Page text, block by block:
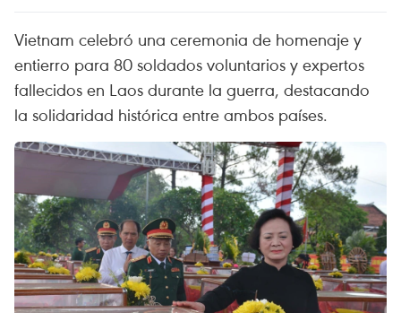
Vietnam celebró una ceremonia de homenaje y
entierro para 80 soldados voluntarios y expertos
fallecidos en Laos durante la guerra, destacando
la solidaridad histórica entre ambos países.